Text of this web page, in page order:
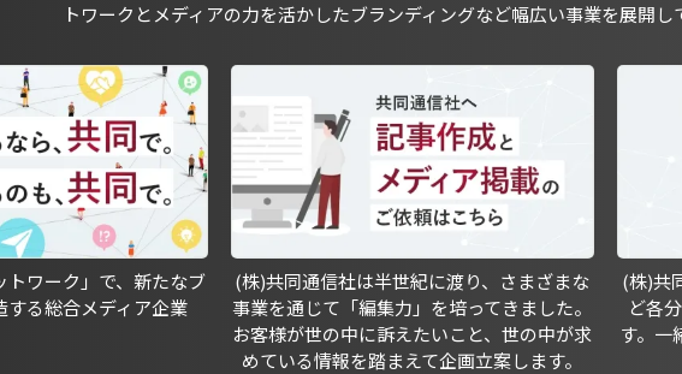
トワークとメディアの力を活かしたブランディングなど幅広い事業を展開し
トワーク」で、新たなブ
する総合メディア企業
(株)共同通信社は半世紀に渡り、さまざまな
事業を通じて「編集力」を培ってきました。
お客様が世の中に訴えたいこと、世の中が求
めている情報を踏まえて企画立案します。
(株)共
ど各
す。一